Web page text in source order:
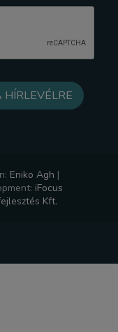
Eniko Agh |
iFocus
Kft.